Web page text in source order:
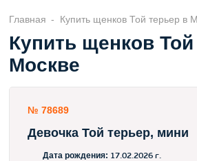
Главная Купить щенков Той терьер в
Купить щенков
Москве
№ 78689
Девочка Той терьер, мини
Дата рождения: 17.02.2026 г.